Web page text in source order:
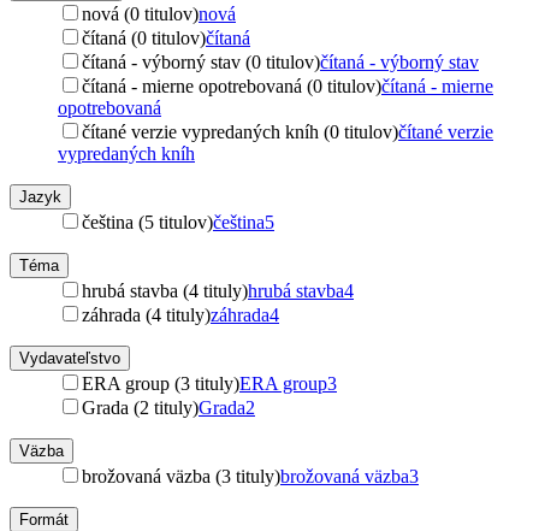
nová (0 titulov)nová
čítaná (0 titulov)čítaná
čítaná - výborný stav (0 titulov)čítaná - výborný stav
čítaná - mierne opotrebovaná (0 titulov)čítaná - mierne
opotrebovaná
čítané verzie vypredaných kníh (0 titulov)čítané verzie
vypredaných kníh
Jazyk
čeština (5 titulov)čeština5
Téma
hrubá stavba (4 tituly)hrubá stavba4
záhrada (4 tituly)záhrada4
Vydavateľstvo
ERA group (3 tituly)ERA group3
Grada (2 tituly)Grada2
Väzba
brožovaná väzba (3 tituly)brožovaná väzba3
Formát